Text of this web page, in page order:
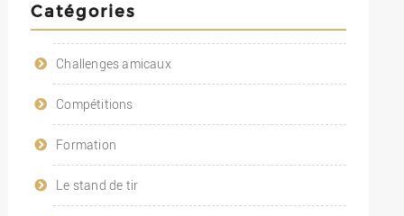
Catégories
Challenges amicaux
Compétitions
Formation
Le stand de tir